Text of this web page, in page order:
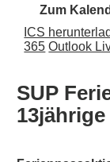
Zum
ICS
365 Outlook
SUP